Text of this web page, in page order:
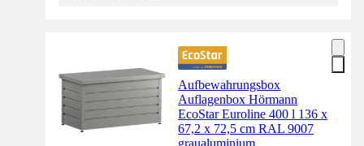
Aufbewahrungsbox
Auflagenbox Hörmann
EcoStar Euroline 400 l 136 x
67,2 x 72,5 cm RAL 9007
graualuminium